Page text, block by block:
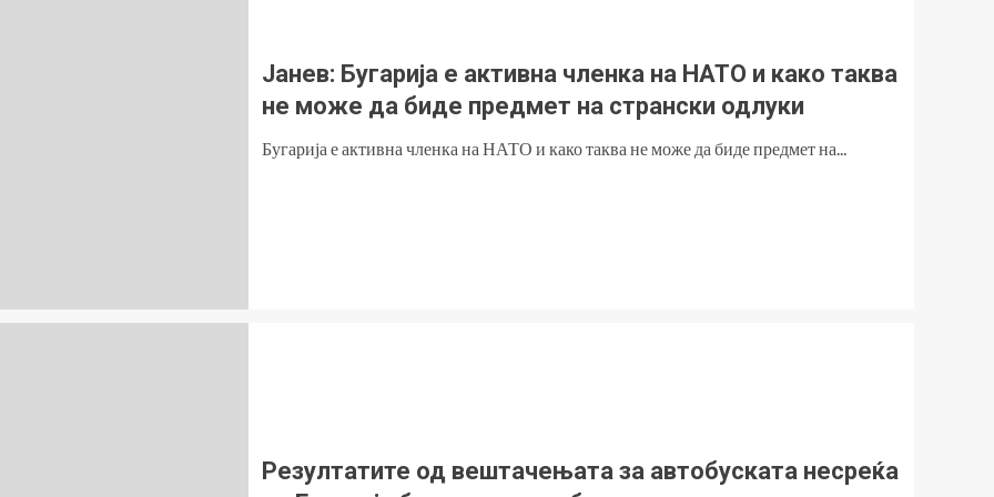
Јанев: Бугарија е активна членка на НАТО и како таква
не може да биде предмет на странски одлуки
Бугарија е активна членка на НАТО и како таква не може да биде предмет на...
Резултатите од вештачењата за автобуската несреќа